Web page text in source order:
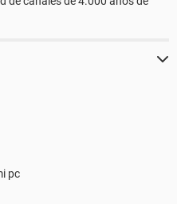
pc